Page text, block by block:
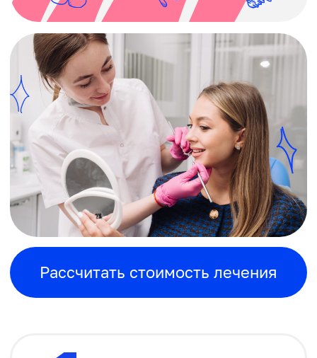
Рассчитать стоимость лечения
Рейтинг 5.0 на
Яндекс Картах
месяцев